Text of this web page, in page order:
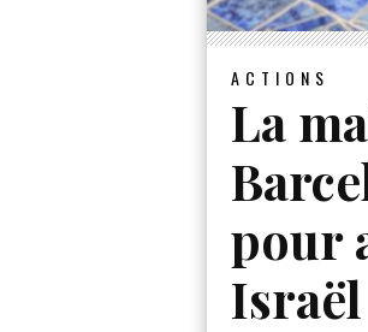
ACTIONS
La
pour
Israël